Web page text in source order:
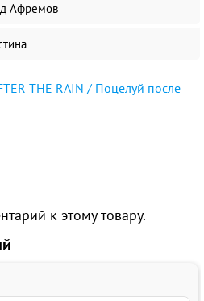
Афремов
THE RAIN / Поцелуй после
к этому товару.